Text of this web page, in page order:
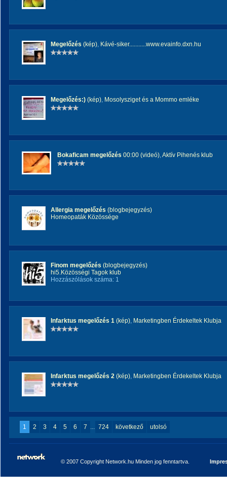
Megelőzés (kép), Kávé-siker...........www.evainfo.dxn.hu
Megelőzés:) (kép), Mosolysziget és a Mommo emléke
Bokaficam megelőzés 00:00 (videó),Aktív Pihenés klub
Allergia megelőzés (blogbejegyzés)
Homeopaták Közössége
Finom megelőzés (blogbejegyzés)
hi5.Közösségi Tagok klub
Hozzászólások száma: 1
Infarktus megelőzés 1 (kép), Marketingben Érdekeltek Klubja
Infarktus megelőzés 2 (kép), Marketingben Érdekeltek Klubja
1 2 3 4 5 6 7 ... 724 következő utolsó
© 2007 Copyright Network.hu Minden jog fenntartva.